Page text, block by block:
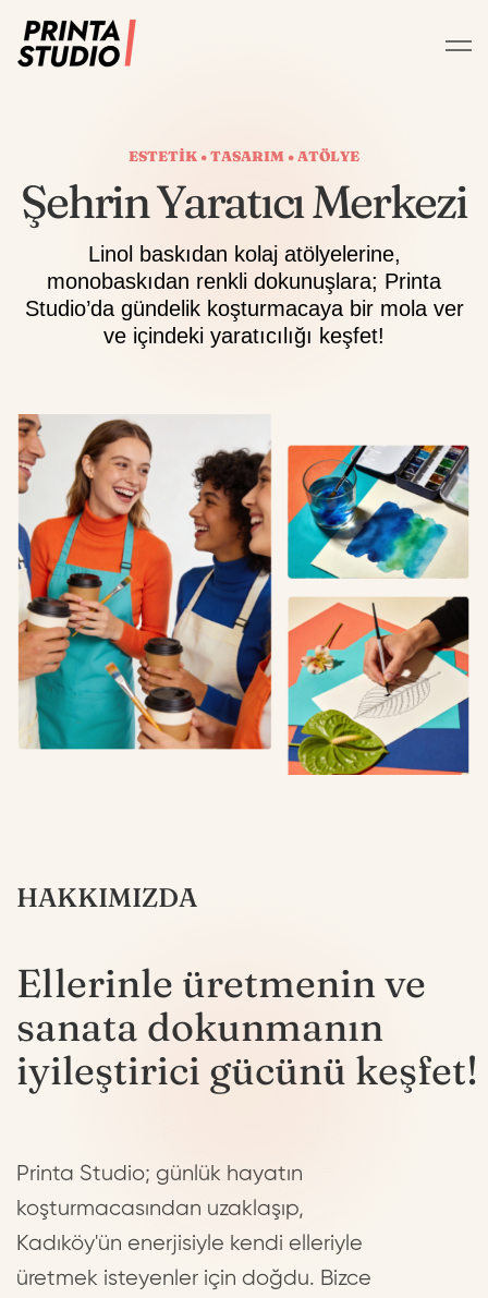
ESTETİK • TASARIM • ATÖLYE
Şehrin Yaratıcı Merkezi
Linol baskıdan kolaj atölyelerine,
monobaskıdan renkli dokunuşlara; Printa
Studio’da gündelik koşturmacaya bir mola ver
ve içindeki yaratıcılığı keşfet!
HAKKIMIZDA
Ellerinle üretmenin ve
sanata dokunmanın
iyileştirici gücünü keşfet!
Printa Studio; günlük hayatın
koşturmacasından uzaklaşıp,
Kadıköy'ün enerjisiyle kendi elleriyle
üretmek isteyenler için doğdu. Bizce